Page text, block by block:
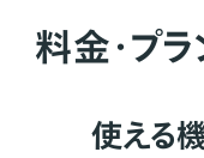
料金・プラ
使える